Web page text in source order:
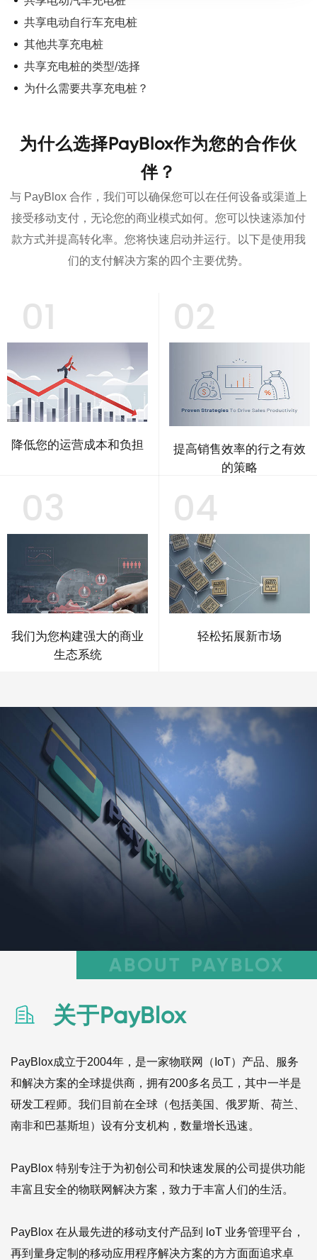
共享电动自行车充电桩
其他共享充电桩
共享充电桩的类型/选择
为什么需要共享充电桩？
为什么选择PayBlox作为您的合作伙
伴？
与 PayBlox 合作，我们可以确保您可以在任何设备或渠道上
接受移动支付，无论您的商业模式如何。您可以快速添加付
款方式并提高转化率。您将快速启动并运行。以下是使用我
们的支付解决方案的四个主要优势。
01
降低您的运营成本和负担
02
提高销售效率的行之有效
的策略
03
我们为您构建强大的商业
生态系统
04
轻松拓展新市场
 关于PayBlox
PayBlox成立于2004年，是一家物联网（IoT）产品、服务
和解决方案的全球提供商，拥有200多名员工，其中一半是
研发工程师。我们目前在全球（包括美国、俄罗斯、荷兰、
南非和巴基斯坦）设有分支机构，数量增长迅速。
PayBlox 特别专注于为初创公司和快速发展的公司提供功能
丰富且安全的物联网解决方案，致力于丰富人们的生活。
PayBlox 在从最先进的移动支付产品到 loT 业务管理平台，
再到量身定制的移动应用程序解决方案的方方面面追求卓